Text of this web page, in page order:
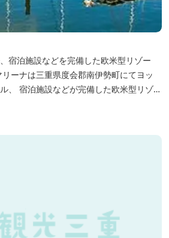
宿泊施設などを完備した欧米型リゾー
ーナは三重県度会郡南伊勢町にてヨッ
、 宿泊施設などが完備した欧米型リゾー
を行っております。